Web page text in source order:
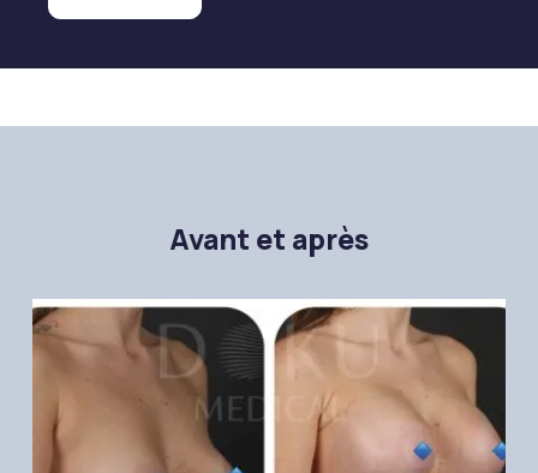
Avant et après